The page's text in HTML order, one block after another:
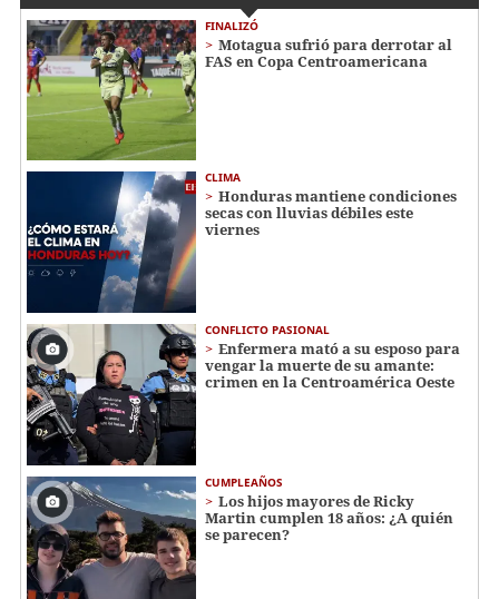
FINALIZÓ
Motagua sufrió para derrotar al
FAS en Copa Centroamericana
CLIMA
Honduras mantiene condiciones
secas con lluvias débiles este
viernes
CONFLICTO PASIONAL
Enfermera mató a su esposo para
vengar la muerte de su amante:
crimen en la Centroamérica Oeste
CUMPLEAÑOS
Los hijos mayores de Ricky
Martin cumplen 18 años: ¿A quién
se parecen?